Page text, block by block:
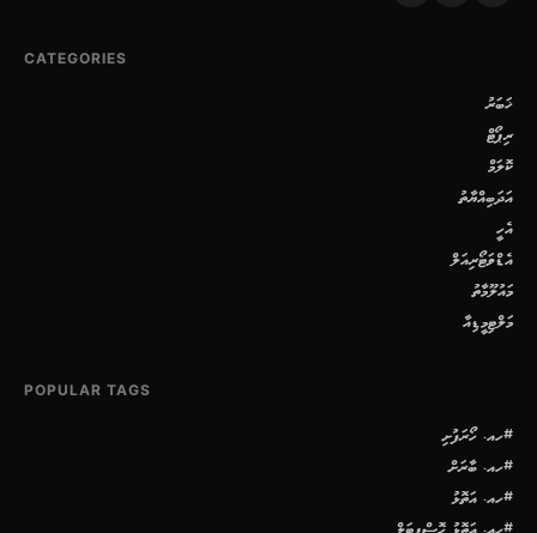
CATEGORIES
ޚަބަރު
ރިޕޯޓް
ކޮލަމް
އަދަބިއްޔާތު
އެހީ
އެޑްވަޓޯރިއަލް
މައުލޫމާތު
މަލްޓިމީޑިއާ
POPULAR TAGS
#ހއ. ހޯރަފުށި
#ހއ. ބާރަށް
#ހއ. އަތޮޅު